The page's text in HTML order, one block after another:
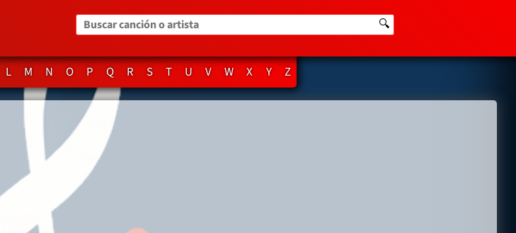
Buscar canción o artista 🔍
L M N O P Q R S T U V W X Y Z